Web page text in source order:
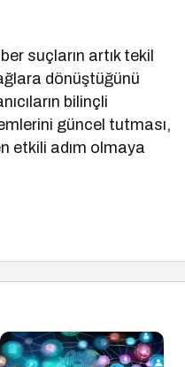
suçların artık tekil
dönüştüğünü
bilinçli
güncel tutması,
etkili adım olmaya